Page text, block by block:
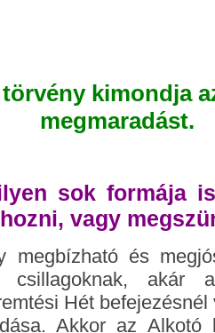
kimondja
megmaradást.
sok formája
vagy
és
akár
Hét
Akkor az